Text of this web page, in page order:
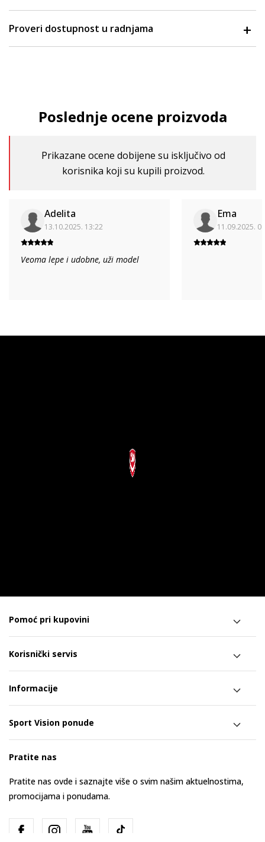
Proveri dostupnost u radnjama
Poslednje ocene proizvoda
Prikazane ocene dobijene su isključivo od
korisnika koji su kupili proizvod.
Adelita
13.10.2025. 13:22
Veoma lepe i udobne, uži model
Ema
11.09.2025.
Pomoć pri kupovini
Korisnički servis
Informacije
Sport Vision ponude
Pratite nas
Pratite nas ovde i saznajte više o svim našim aktuelnostima,
promocijama i ponudama.